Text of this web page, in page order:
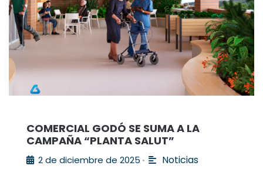
COMERCIAL GODÓ SE SUMA A LA
CAMPAÑA “PLANTA SALUT”
2 de diciembre de 2025 •
Noticias